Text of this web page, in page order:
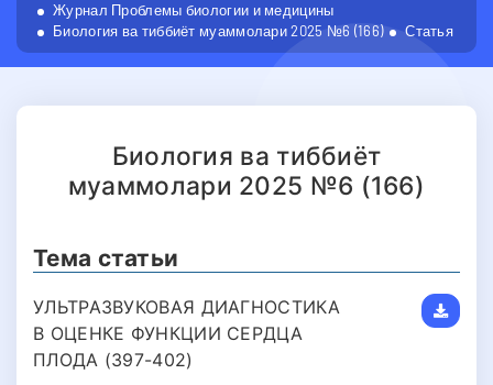
Журнал Проблемы биологии и медицины
Биология ва тиббиёт муаммолари 2025 №6 (166)
Статья
Биология ва тиббиёт
муаммолари 2025 №6 (166)
Тема статьи
УЛЬТРАЗВУКОВАЯ ДИАГНОСТИКА
В ОЦЕНКЕ ФУНКЦИИ СЕРДЦА
ПЛОДА (397-402)